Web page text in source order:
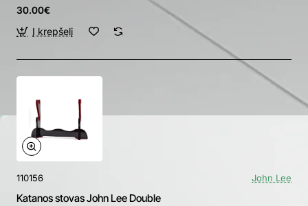
30.00€
Į krepšelį
110156 John Lee
Katanos stovas John Lee Double